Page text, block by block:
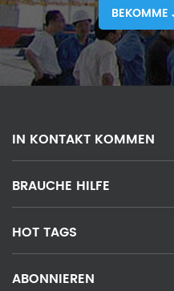
BEKOMME
IN KONTAKT KOMMEN
BRAUCHE HILFE
HOT TAGS
ABONNIEREN